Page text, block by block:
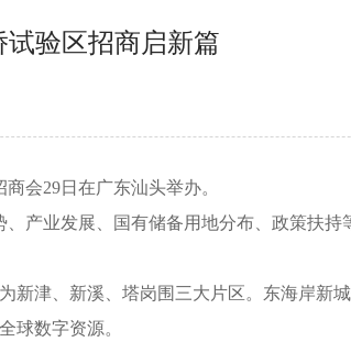
试验区招商启新篇
会29日在广东汕头举办。
产业发展、国有储备用地分布、政策扶持
津、新溪、塔岗围三大片区。东海岸新
球数字资源。